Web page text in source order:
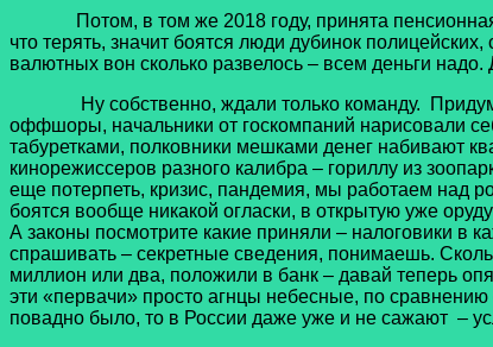
Потом, в том же 2018 году, принята пенсионная
что терять, значит боятся люди дубинок
валютных вон сколько развелось – всем деньги
Ну собственно, ждали только команду.
оффшоры, начальники от госкомпаний нарисовали
табуретками, полковники мешками денег набивают
кинорежиссеров разного калибра – гориллу из
еще потерпеть, кризис, пандемия, мы работаем над
боятся вообще никакой огласки, в открытую уже
А законы посмотрите какие приняли – налоговики в
спрашивать – секретные сведения, понимаешь.
миллион или два, положили в банк – давай теперь
эти «первачи» просто агнцы небесные, по
повадно было, то в России даже уже и не сажают –